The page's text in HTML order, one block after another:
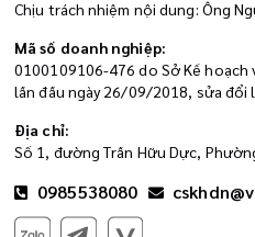
Chịu trách nhiệm nội dung: Ông
Mã số doanh nghiệp:
0100109106-476 do Sở Kế hoạch
lần đầu ngày 26/09/2018, sửa
Địa chỉ:
Số 1, đường Trần Hữu Dực,
0985538080